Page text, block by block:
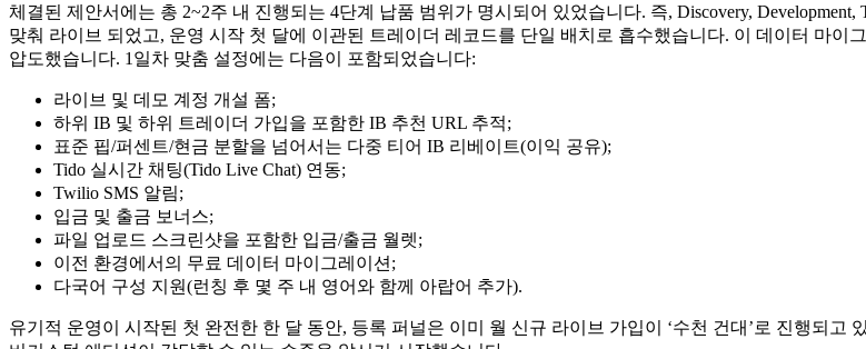
체결된 제안서에는 총 2~2주 내 진행되는 4단계 납품 범위가 명시되어 있었습니다. 즉, Discovery, Development,
맞춰 라이브 되었고, 운영 시작 첫 달에 이관된 트레이더 레코드를 단일 배치로 흡수했습니다. 이 데이터 마이
압도했습니다. 1일차 맞춤 설정에는 다음이 포함되었습니다:
라이브 및 데모 계정 개설 폼;
하위 IB 및 하위 트레이더 가입을 포함한 IB 추천 URL 추적;
표준 핍/퍼센트/현금 분할을 넘어서는 다중 티어 IB 리베이트(이익 공유);
Tido 실시간 채팅(Tido Live Chat) 연동;
Twilio SMS 알림;
입금 및 출금 보너스;
파일 업로드 스크린샷을 포함한 입금/출금 월렛;
이전 환경에서의 무료 데이터 마이그레이션;
다국어 구성 지원(런칭 후 몇 주 내 영어와 함께 아랍어 추가).
유기적 운영이 시작된 첫 완전한 한 달 동안, 등록 퍼널은 이미 월 신규 라이브 가입이 ‘수천 건대’로 진행되고